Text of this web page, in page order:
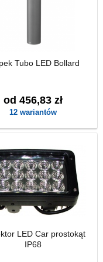
Tubo LED Bollard
od 456,83 zł
12 wariantów
LED Car prostokąt
IP68